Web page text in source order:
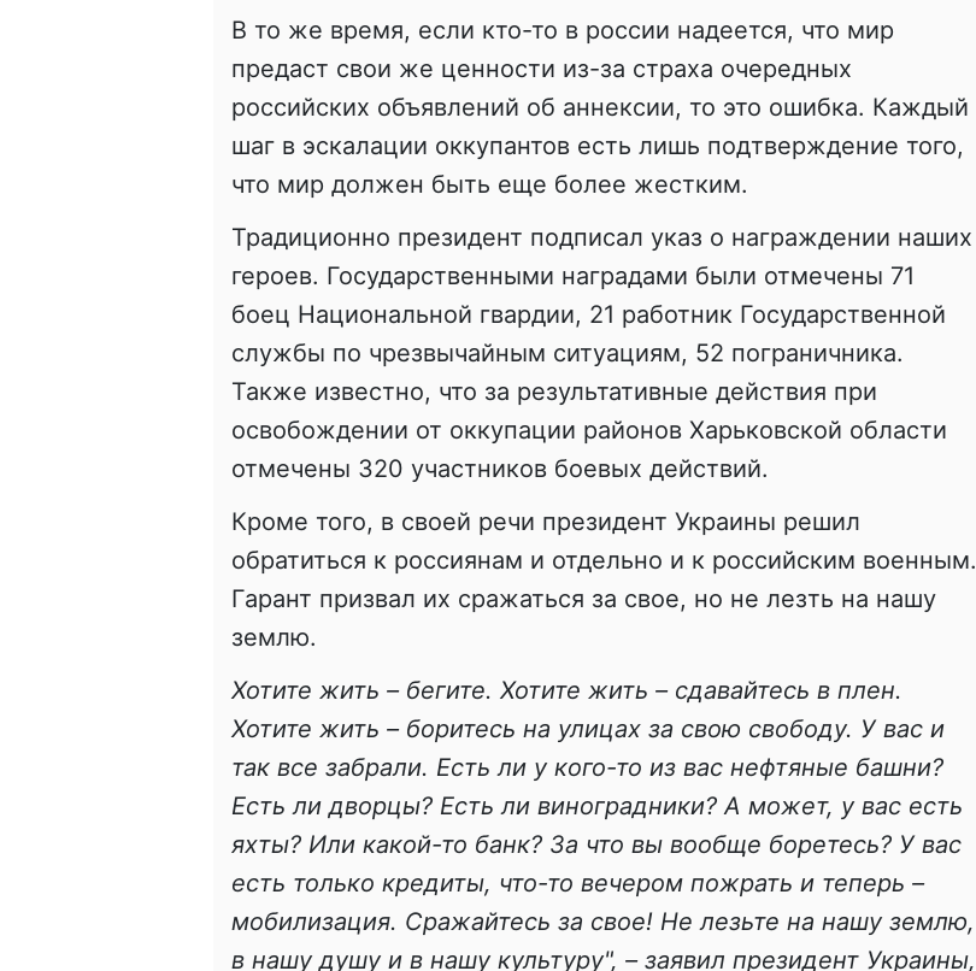
В то же время, если кто-то в россии надеется, что мир
предаст свои же ценности из-за страха очередных
российских объявлений об аннексии, то это ошибка. Каждый
шаг в эскалации оккупантов есть лишь подтверждение того,
что мир должен быть еще более жестким.
Традиционно президент подписал указ о награждении наших
героев. Государственными наградами были отмечены 71
боец ​​Национальной гвардии, 21 работник Государственной
службы по чрезвычайным ситуациям, 52 пограничника.
Также известно, что за результативные действия при
освобождении от оккупации районов Харьковской области
отмечены 320 участников боевых действий.
Кроме того, в своей речи президент Украины решил
обратиться к россиянам и отдельно и к российским военным.
Гарант призвал их сражаться за свое, но не лезть на нашу
землю.
Хотите жить – бегите. Хотите жить – сдавайтесь в плен.
Хотите жить – боритесь на улицах за свою свободу. У вас и
так все забрали. Есть ли у кого-то из вас нефтяные башни?
Есть ли дворцы? Есть ли виноградники? А может, у вас есть
яхты? Или какой-то банк? За что вы вообще боретесь? У вас
есть только кредиты, что-то вечером пожрать и теперь –
мобилизация. Сражайтесь за свое! Не лезьте на нашу землю,
в нашу душу и в нашу культуру", – заявил президент Украины,